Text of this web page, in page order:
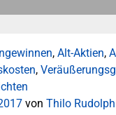
, Alt-Aktien,
,
von Thilo Rudolph